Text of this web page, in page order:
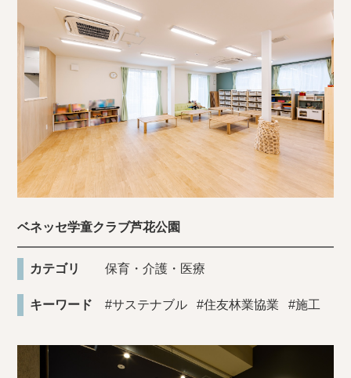
ベネッセ学童クラブ芦花公園
カテゴリ 保育・介護・医療
キーワード #サステナブル #住友林業協業 #施工